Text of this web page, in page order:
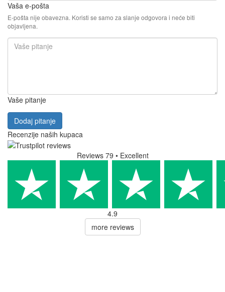
Vaša e-pošta
E-pošta nije obavezna. Koristi se samo za slanje odgovora i neće biti
objavljena.
Vaše pitanje
Dodaj pitanje
Recenzije naših kupaca
Reviews 79 • Excellent
4.9
more reviews